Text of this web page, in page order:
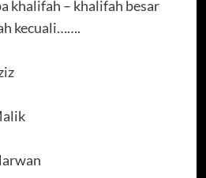
khalifah – khalifah besar
kecuali…….